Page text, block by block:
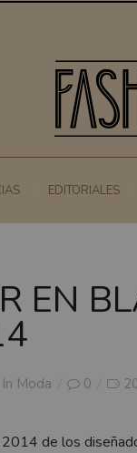
EDITORIALES
EN
In Moda 0
de los